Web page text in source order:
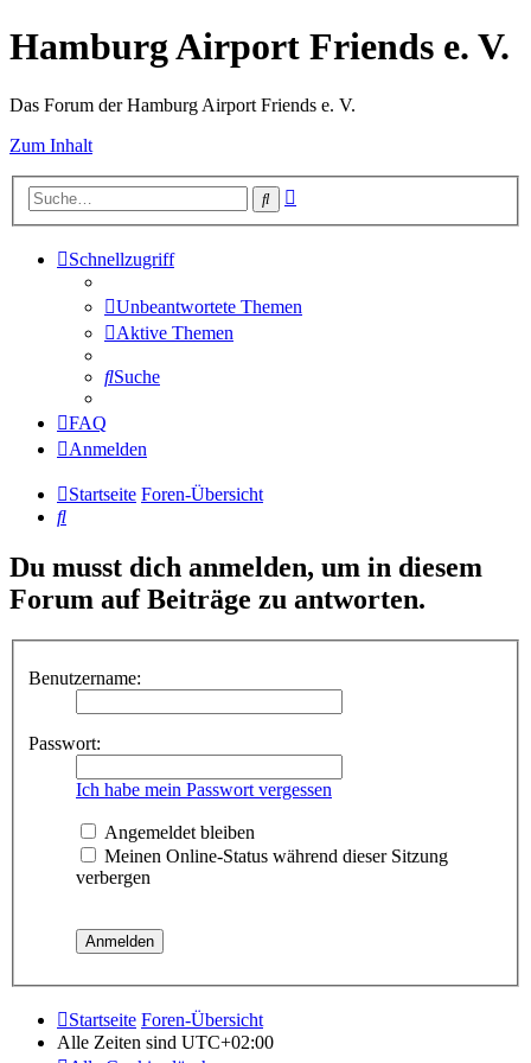
Hamburg Airport Friends e. V.
Das Forum der Hamburg Airport Friends e. V.
Zum Inhalt
Suche
Schnellzugriff
Unbeantwortete Themen
Aktive Themen
Suche
FAQ
Anmelden
Startseite Foren-Übersicht
Suche
Du musst dich anmelden, um in diesem
Forum auf Beiträge zu antworten.
Benutzername:
Passwort:
Ich habe mein Passwort vergessen
Angemeldet bleiben
Meinen Online-Status während dieser Sitzung
verbergen
Startseite Foren-Übersicht
Alle Zeiten sind UTC+02:00